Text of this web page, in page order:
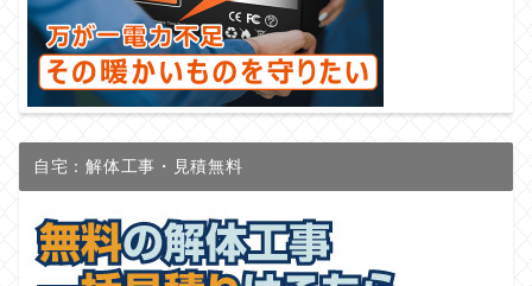
自宅：解体工事・見積無料